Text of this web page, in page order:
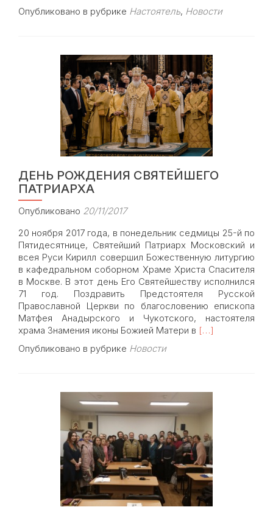
Опубликовано в рубрике Настоятель, Новости
ДЕНЬ РОЖДЕНИЯ СВЯТЕЙШЕГО
ПАТРИАРХА
Опубликовано 20/11/2017
20 ноября 2017 года, в понедельник седмицы 25-й по
Пятидесятнице, Святейший Патриарх Московский и
всея Руси Кирилл совершил Божественную литургию
в кафедральном соборном Храме Христа Спасителя
в Москве. В этот день Его Святейшеству исполнился
71 год. Поздравить Предстоятеля Русской
Православной Церкви по благословению епископа
Матфея Анадырского и Чукотского, настоятеля
храма Знамения иконы Божией Матери в Read
СВЯТЕЙШЕГО
[…]
Опубликовано в рубрике Новости